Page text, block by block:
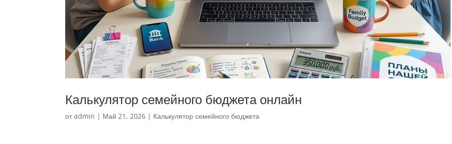
Калькулятор семейного бюджета онлайн
отadmin | Май 21, 2026 | Калькулятор семейного бюджета